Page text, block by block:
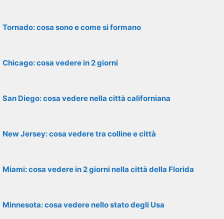
Tornado: cosa sono e come si formano
Chicago: cosa vedere in 2 giorni
San Diego: cosa vedere nella città californiana
New Jersey: cosa vedere tra colline e città
Miami: cosa vedere in 2 giorni nella città della Florida
Minnesota: cosa vedere nello stato degli Usa